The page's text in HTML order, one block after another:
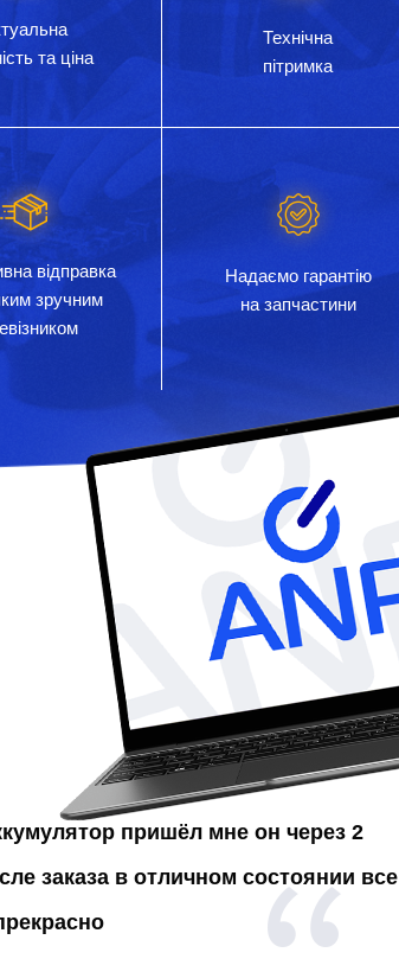
та ціна
Технічна
пітримка
відправка
зручним
Надаємо гарантію
на запчастини
пришёл мне он через 2
заказа в отличном состоянии все